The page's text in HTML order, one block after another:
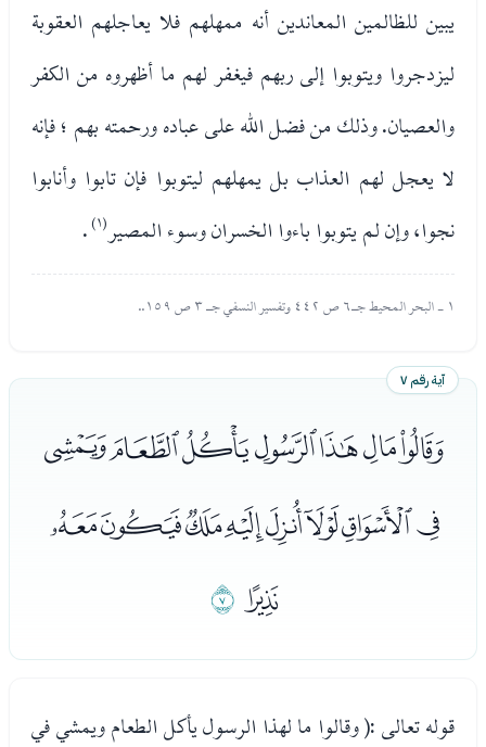
يبين للظالمين المعاندين أنه ممهلهم فلا يعاجلهم العقوبة
ليزدجروا ويتوبوا إلى ربهم فيغفر لهم ما أظهروه من الكفر
والعصيان. وذلك من فضل الله على عباده ورحمته بهم ؛ فإنه
لا يعجل لهم العذاب بل يمهلهم ليتوبوا فإن تابوا وأنابوا
نجوا، وإن لم يتوبوا باءوا الخسران وسوء المصير (١) .
١ - البحر المحيط جـ٦ ص ٤٤٢ وتفسير النسفي جـ ٣ ص ١٥٩..
آية رقم ٧
ﮒﮓﮔﮕﮖﮗﮘ
ﮙﮚﮛﮜﮝﮞﮟﮠ
ﮡﮢ
قوله تعالى :( وقالوا ما لهذا الرسول يأكل الطعام ويمشي في